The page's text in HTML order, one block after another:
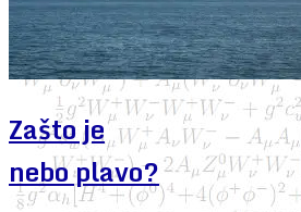
Zašto je
nebo plavo?